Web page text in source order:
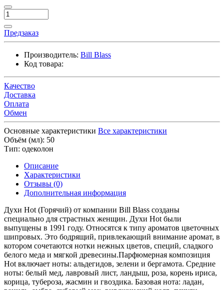
Предзаказ
Производитель: Bill Blass
Код товара:
Качество
Доставка
Оплата
Обмен
Основные характеристики Все характеристики
Объём (мл): 50
Тип: одеколон
Описание
Характеристики
Отзывы (0)
Дополнительная информация
Духи Hot (Горячий) от компании Bill Blass созданы
специально для страстных женщин. Духи Hot были
выпущены в 1991 году. Относятся к типу ароматов цветочных
шипровых. Это бодрящий, привлекающий внимание аромат, в
котором сочетаются нотки нежных цветов, специй, сладкого
белого меда и мягкой древесины.Парфюмерная композиция
Hot включает ноты: альдегидов, зелени и бергамота. Средние
ноты: белый мед, лавровый лист, ландыш, роза, корень ириса,
корица, тубероза, жасмин и гвоздика. Базовая нота: ладан,